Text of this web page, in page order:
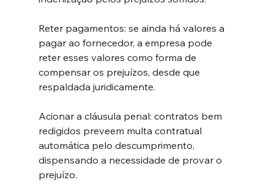
Reter pagamentos: se ainda há valores a
pagar ao fornecedor, a empresa pode
reter esses valores como forma de
compensar os prejuízos, desde que
respaldada juridicamente.
Acionar a cláusula penal: contratos bem
redigidos preveem multa contratual
automática pelo descumprimento,
dispensando a necessidade de provar o
prejuízo.